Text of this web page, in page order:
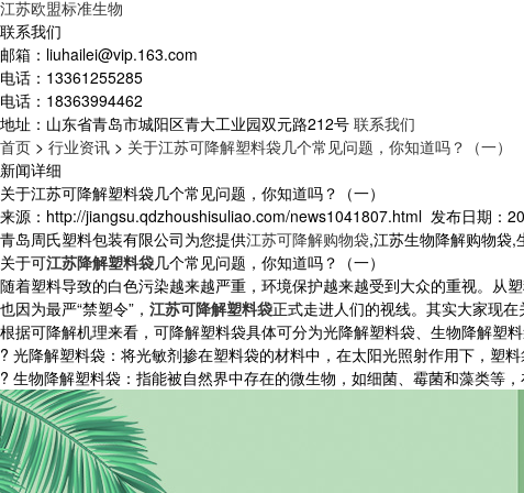
江苏欧盟标准生物
联系我们
邮箱： liuhailei@vip.163.com
电话： 13361255285
电话： 18363994462
地址： 山东省青岛市城阳区青大工业园双元路212号 联系我们
首页 > 行业资讯 > 关于江苏可降解塑料袋几个常见问题，你知道吗？（一）
新闻详细
关于江苏可降解塑料袋几个常见问题，你知道吗？（一）
来源：http://jiangsu.qdzhoushisuliao.com/news1041807.html 发布日期：
青岛周氏塑料包装有限公司为您提供江苏可降解购物袋,江苏生物降解购物袋,
关于可江苏降解塑料袋几个常见问题，你知道吗？（一）
随着塑料导致的白色污染越来越严重，环境保护越来越受到大众的重视。从
也因为最严“禁塑令”， 江苏可降解塑料袋正式走进人们的视线。其实大家现
根据可降解机理来看，可降解塑料袋具体可分为光降解塑料袋、生物降解塑料
? 光降解塑料袋：将光敏剂掺在塑料袋的材料中，在太阳光照射作用下，塑
? 生物降解塑料袋：指能被自然界中存在的微生物，如细菌、霉菌和藻类等